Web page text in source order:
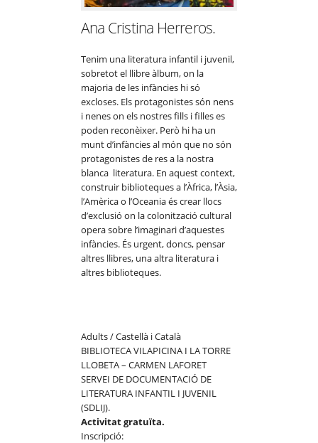
Ana Cristina Herreros.
Tenim una literatura infantil i juvenil,
sobretot el llibre àlbum, on la
majoria de les infàncies hi só
excloses. Els protagonistes són nens
i nenes on els nostres fills i filles es
poden reconèixer. Però hi ha un
munt d’infàncies al món que no són
protagonistes de res a la nostra
blanca literatura. En aquest context,
construir biblioteques a l’Àfrica, l’Àsia,
l’Amèrica o l’Oceania és crear llocs
d’exclusió on la colonització cultural
opera sobre l’imaginari d’aquestes
infàncies. És urgent, doncs, pensar
altres llibres, una altra literatura i
altres biblioteques.
Adults / Castellà i Català
BIBLIOTECA VILAPICINA I LA TORRE
LLOBETA – CARMEN LAFORET
SERVEI DE DOCUMENTACIÓ DE
LITERATURA INFANTIL I JUVENIL
(SDLIJ).
Activitat gratuïta.
Inscripció: